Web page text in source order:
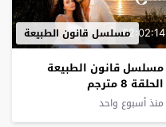
02:02:14مسلسل قانون الطبيعة
مسلسل قانون الطبيعة
الحلقة 8 مترجم
منذ أسبوع واحد